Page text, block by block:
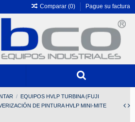
Comparar (0) Pague su factura
EQUIPOS HVLP TURBINA (FUJI
DE PINTURA HVLP MINI-MITE